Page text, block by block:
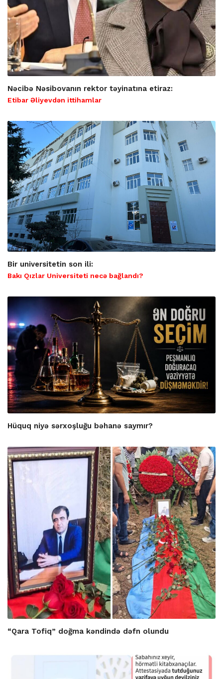
Nəcibə Nəsibovanın rektor təyinatına etiraz:
Etibar Əliyevdən ittihamlar
Bir universitetin son ili:
Bakı Qızlar Universiteti necə bağlandı?
Hüquq niyə sərxoşluğu bəhanə saymır?
“Qara Tofiq” doğma kəndində dəfn olundu